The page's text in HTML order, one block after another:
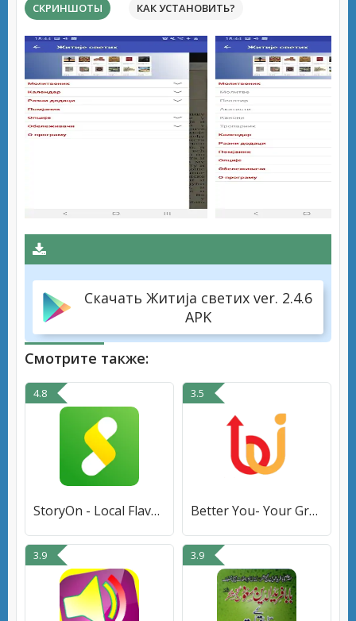
СКРИНШОТЫ КАК УСТАНОВИТЬ?
Скачать Житија светих ver. 2.4.6
APK
Смотрите также:
4.8
StoryOn - Local Flavor Novel
3.5
Better You- Your Growth Buddy
3.9 3.9